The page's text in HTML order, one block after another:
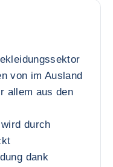
von im Ausland
allem aus den
durch
dank